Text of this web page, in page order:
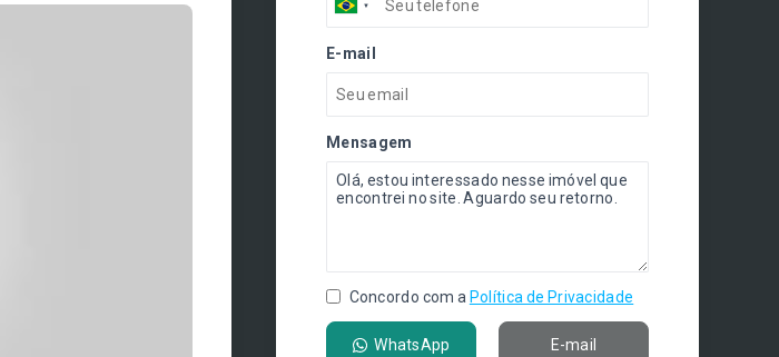
E-mail
Mensagem
Concordo com a Política de Privacidade
WhatsApp E-mail